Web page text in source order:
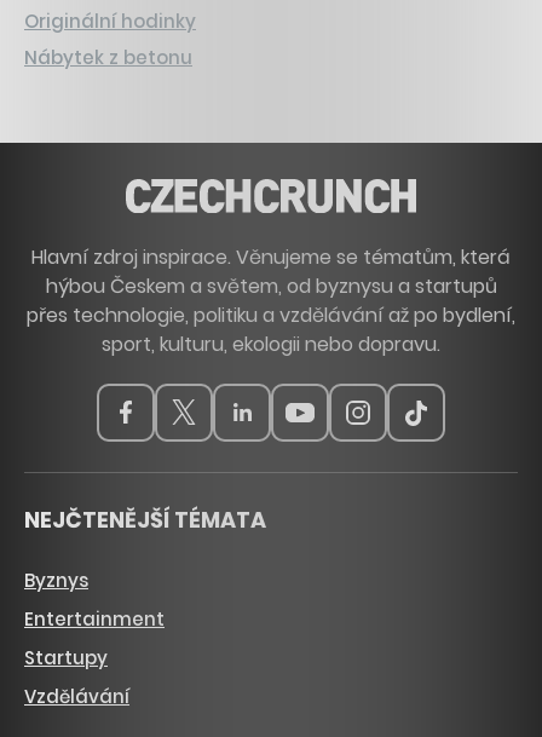
Originální hodinky
Nábytek z betonu
Hlavní zdroj inspirace. Věnujeme se tématům, která
hýbou Českem a světem, od byznysu a startupů
přes technologie, politiku a vzdělávání až po bydlení,
sport, kulturu, ekologii nebo dopravu.
NEJČTENĚJŠÍ TÉMATA
Byznys
Entertainment
Startupy
Vzdělávání